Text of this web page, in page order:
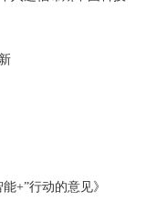
+”行动的意见》